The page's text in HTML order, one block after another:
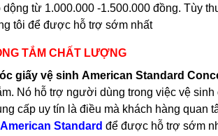
từ 1.000.000 -1.500.000 đồng. Tùy
tôi để được hỗ trợ sớm nhất
TẮM CHẤT LƯỢNG
giấy vệ sinh American Standard
Nó hỗ trợ người dùng trong việc vệ
cấp uy tín là điều mà khách hàng quan
American Standard để được hỗ trợ sớm